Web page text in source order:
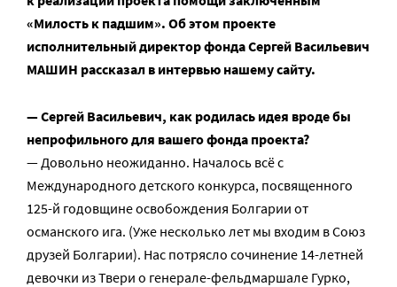
«Милость к падшим». Об этом проекте
исполнительный директор фонда Сергей Васильевич
МАШИН рассказал в интервью нашему сайту.
— Сергей Васильевич, как родилась идея вроде бы
непрофильного для вашего фонда проекта?
— Довольно неожиданно. Началось всё с
Международного детского конкурса, посвященного
125-й годовщине освобождения Болгарии от
османского ига. (Уже несколько лет мы входим в Союз
друзей Болгарии). Нас потрясло сочинение 14-летней
девочки из Твери о генерале-фельдмаршале Гурко,